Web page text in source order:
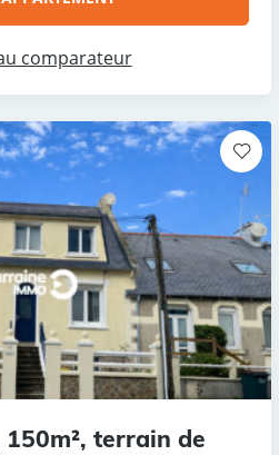
comparateur
terrain de